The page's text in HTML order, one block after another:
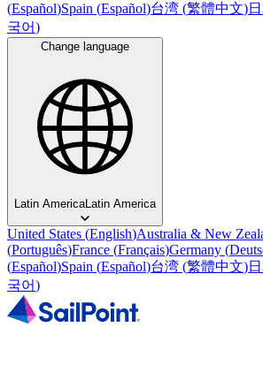
(Español)Spain (Español)台湾 (繁體中文)
국어)
Change language
Latin AmericaLatin America
United States (English)Australia & New
(Português)France (Français)Germany (
(Español)Spain (Español)台湾 (繁體中文)
국어)